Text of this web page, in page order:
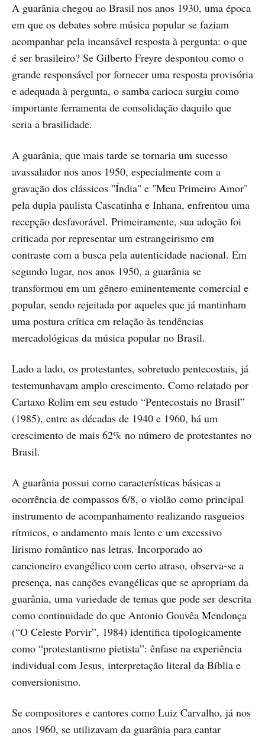
A guarânia chegou ao Brasil nos anos 1930, uma época
em que os debates sobre música popular se faziam
acompanhar pela incansável resposta à pergunta: o que
é ser brasileiro? Se Gilberto Freyre despontou como o
grande responsável por fornecer uma resposta provisória
e adequada à pergunta, o samba carioca surgiu como
importante ferramenta de consolidação daquilo que
seria a brasilidade.
A guarânia, que mais tarde se tornaria um sucesso
avassalador nos anos 1950, especialmente com a
gravação dos clássicos "Índia" e "Meu Primeiro Amor"
pela dupla paulista Cascatinha e Inhana, enfrentou uma
recepção desfavorável. Primeiramente, sua adoção foi
criticada por representar um estrangeirismo em
contraste com a busca pela autenticidade nacional. Em
segundo lugar, nos anos 1950, a guarânia se
transformou em um gênero eminentemente comercial e
popular, sendo rejeitada por aqueles que já mantinham
uma postura crítica em relação às tendências
mercadológicas da música popular no Brasil.
Lado a lado, os protestantes, sobretudo pentecostais, já
testemunhavam amplo crescimento. Como relatado por
Cartaxo Rolim em seu estudo “Pentecostais no Brasil”
(1985), entre as décadas de 1940 e 1960, há um
crescimento de mais 62% no número de protestantes no
Brasil.
A guarânia possui como características básicas a
ocorrência de compassos 6/8, o violão como principal
instrumento de acompanhamento realizando rasgueios
rítmicos, o andamento mais lento e um excessivo
lirismo romântico nas letras. Incorporado ao
cancioneiro evangélico com certo atraso, observa-se a
presença, nas canções evangélicas que se apropriam da
guarânia, uma variedade de temas que pode ser descrita
como continuidade do que Antonio Gouvêa Mendonça
(“O Celeste Porvir”, 1984) identifica tipologicamente
como “protestantismo pietista”: ênfase na experiência
individual com Jesus, interpretação literal da Bíblia e
conversionismo.
Se compositores e cantores como Luiz Carvalho, já nos
anos 1960, se utilizavam da guarânia para cantar